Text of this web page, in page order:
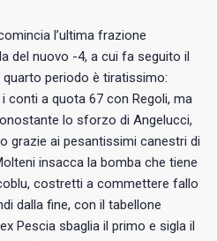
l’ultima frazione
del nuovo -4, a cui fa seguito il
periodo è tiratissimo:
conti a quota 67 con Regoli, ma
lo sforzo di Angelucci,
grazie ai pesantissimi canestri di
insacca la bomba che tiene
costretti a commettere fallo
dalla fine, con il tabellone
Pescia sbaglia il primo e sigla il